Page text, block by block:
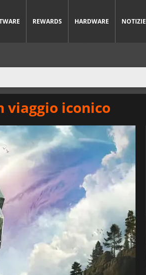
REWARDS HARDWARE NOTIZIE
viaggio iconico